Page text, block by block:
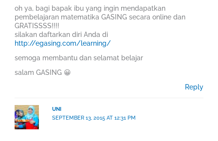
oh ya, bagi bapak ibu yang ingin mendapatkan
pembelajaran matematika GASING secara online dan
GRATISSSS!!!!
silakan daftarkan diri Anda di
http://egasing.com/learning/
semoga membantu dan selamat belajar
salam GASING 😀
Reply
UNI
SEPTEMBER 13, 2015 AT 12:31 PM